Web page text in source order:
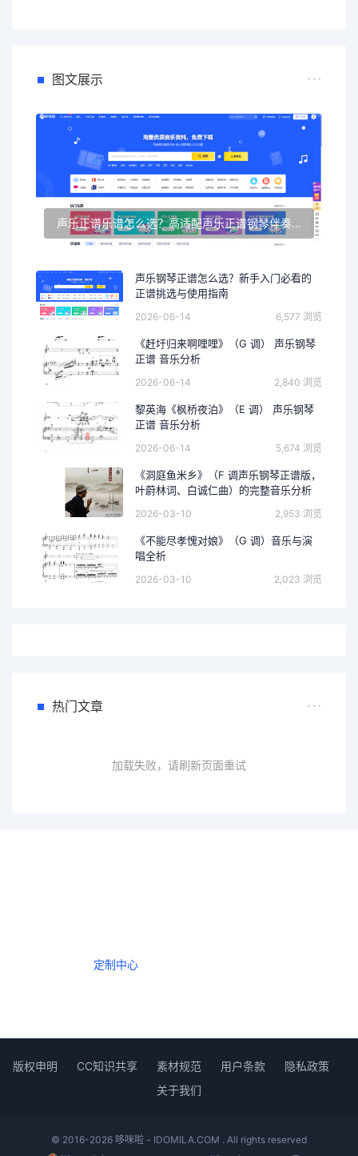
图文展示
声乐正谱乐谱怎么选？高适配声乐正谱钢琴伴奏资源推荐
声乐钢琴正谱怎么选？新手入门必看的
正谱挑选与使用指南
2026-06-14 6,577 浏览
《赶圩归来啊哩哩》（G 调） 声乐钢琴
正谱 音乐分析
2026-06-14 2,840 浏览
黎英海《枫桥夜泊》（E 调） 声乐钢琴
正谱 音乐分析
2026-06-14 5,674 浏览
《洞庭鱼米乡》（F 调声乐钢琴正谱版，
叶蔚林词、白诚仁曲）的完整音乐分析
2026-03-10 2,953 浏览
《不能尽孝愧对娘》（G 调）音乐与演
唱全析
2026-03-10 2,023 浏览
热门文章
加载失败，请刷新页面重试
定制中心
版权申明 CC知识共享 素材规范 用户条款
隐私政策
关于我们
© 2016-2026 哆咪啦 - IDOMILA.COM . All rights reserved